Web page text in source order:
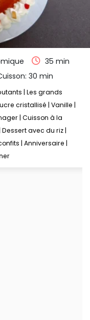
35 min
30 min
Les grands
cristallisé Vanille
Cuisson à la
Dessert avec du riz
Anniversaire